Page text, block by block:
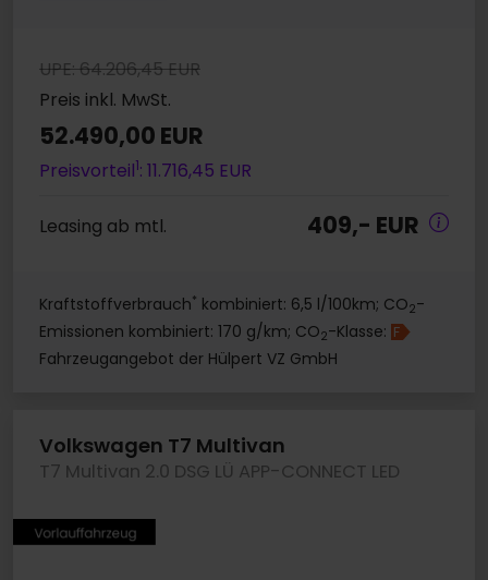
UPE: 64.206,45 EUR
Preis inkl. MwSt.
52.490,00 EUR
Preisvorteil1: 11.716,45 EUR
Leasing ab mtl. 409,- EUR
Kraftstoffverbrauch* kombiniert: 6,5 l/100km; CO2-
Emissionen kombiniert: 170 g/km; CO2-Klasse: F
Fahrzeugangebot der Hülpert VZ GmbH
Volkswagen T7 Multivan
T7 Multivan 2.0 DSG LÜ APP-CONNECT LED